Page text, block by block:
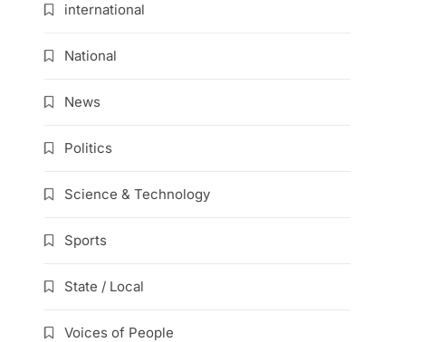
international
National
News
Politics
Science & Technology
Sports
State / Local
Voices of People